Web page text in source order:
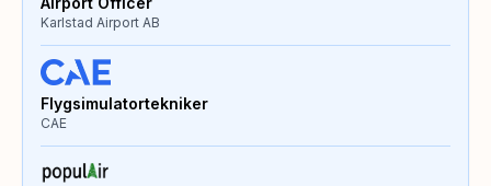
Karlstad Airport AB
Flygsimulatortekniker
CAE